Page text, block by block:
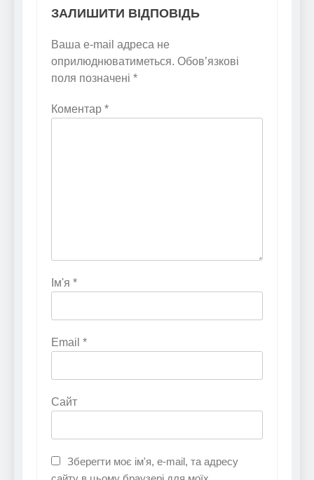
ЗАЛИШИТИ ВІДПОВІДЬ
Ваша e-mail адреса не
оприлюднюватиметься. Обов’язкові
поля позначені *
Коментар *
Ім'я *
Email *
Сайт
Зберегти моє ім'я, e-mail, та адресу